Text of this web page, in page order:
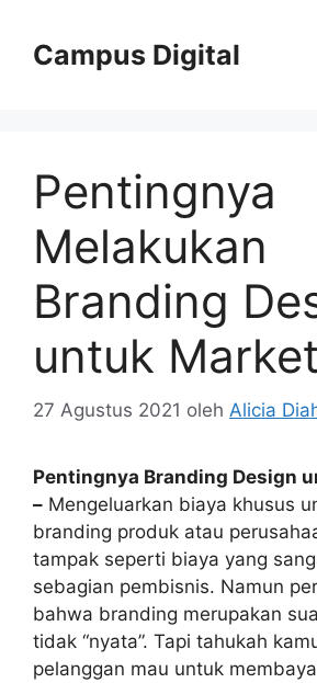
Campus Digital
Pentingnya
Melakukan
Branding
untuk
27 Agustus 2021 oleh Alicia
Pentingnya Branding Design
– Mengeluarkan biaya khusus
branding produk atau
tampak seperti biaya yang
sebagian pembisnis. Namun
bahwa branding merupakan
tidak “nyata”. Tapi tahukah
pelanggan mau untuk